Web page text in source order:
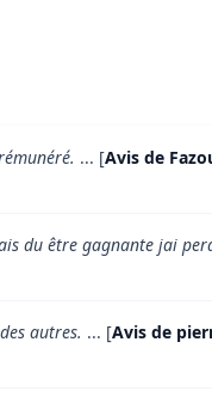
... [Avis de
du être gagnante jai
autres. ... [Avis de